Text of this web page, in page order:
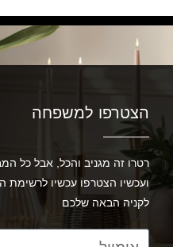
הצטרפו למשפחה
רטרו זה מגניב והכל, אבל כל
ועכשיו הצטרפו עכשיו לרשימת
לקניה הבאה שלכם